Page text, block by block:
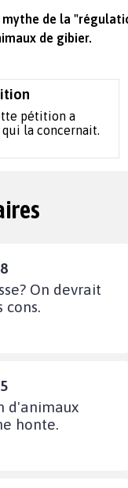
de la
de gibier.
pétition a
la concernait.
On devrait
cons.
d'animaux
honte.